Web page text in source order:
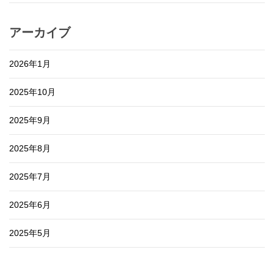
アーカイブ
2026年1月
2025年10月
2025年9月
2025年8月
2025年7月
2025年6月
2025年5月